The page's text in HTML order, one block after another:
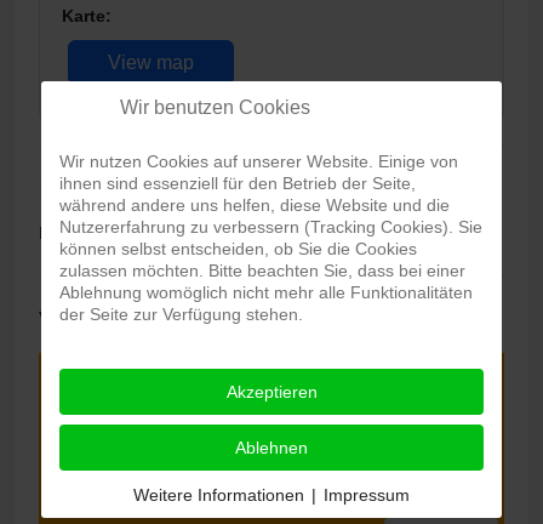
Karte:
View map
Beschreibung
HOLSTENART - KUNSTMESSE
Veranstaltungen
Suchen Zurücksetzen
Wir benutzen Cookies
Wir nutzen Cookies auf unserer Website. Einige von
ihnen sind essenziell für den Betrieb der Seite,
während andere uns helfen, diese Website und die
Nutzererfahrung zu verbessern (Tracking Cookies). Sie
können selbst entscheiden, ob Sie die Cookies
zulassen möchten. Bitte beachten Sie, dass bei einer
Ablehnung womöglich nicht mehr alle Funktionalitäten
der Seite zur Verfügung stehen.
Akzeptieren
Ablehnen
Weitere Informationen | Impressum